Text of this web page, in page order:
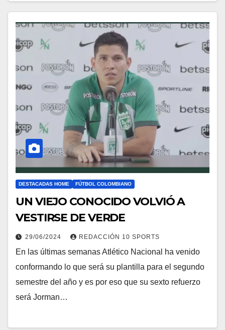
DESTACADAS HOME FÚTBOL COLOMBIANO
UN VIEJO CONOCIDO VOLVIÓ A
VESTIRSE DE VERDE
29/06/2024 REDACCIÓN 10 SPORTS
En las últimas semanas Atlético Nacional ha venido
conformando lo que será su plantilla para el segundo
semestre del año y es por eso que su sexto refuerzo
será Jorman…